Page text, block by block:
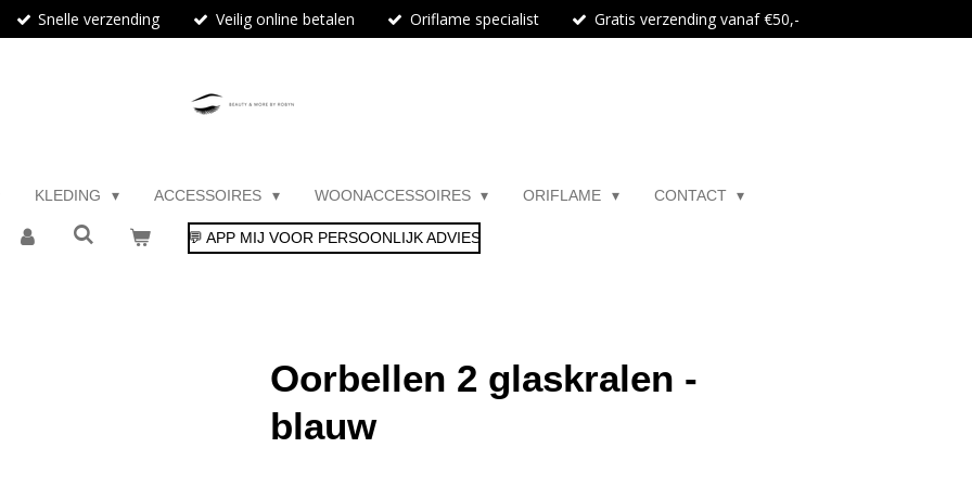
Snelle verzending Veilig online betalen Oriflame specialist Gratis verzending vanaf €50,-
KLEDING ACCESSOIRES WOONACCESSOIRES ORIFLAME CONTACT
💬 APP MIJ VOOR PERSOONLIJK ADVIES
Oorbellen 2 glaskralen -
blauw